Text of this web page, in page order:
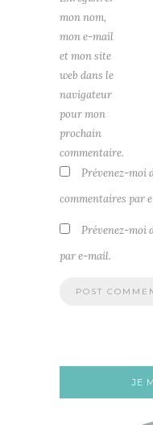
mon nom,
mon e-mail
et mon site
web dans le
navigateur
pour mon
prochain
commentaire.
Prévenez-moi
commentaires par
Prévenez-moi
par e-mail.
JE